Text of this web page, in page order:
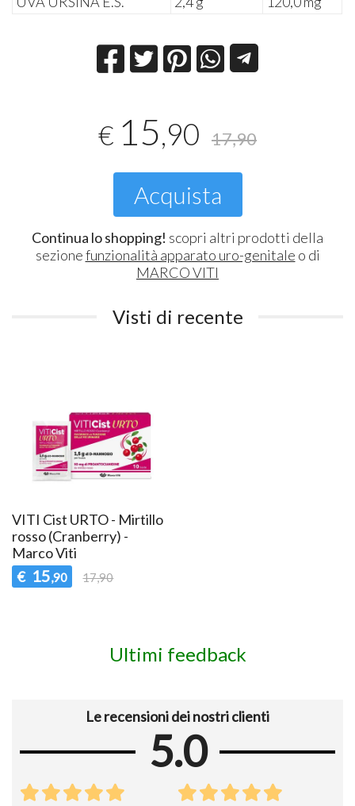
€ 15,90 17,90
Acquista
Continua lo shopping! scopri altri prodotti della
sezionefunzionalità apparato uro-genitale o di
MARCO VITI
Visti di recente
VITI Cist URTO - Mirtillo
rosso (Cranberry) -
Marco Viti
€ 15,90 17,90
Ultimi feedback
Le recensioni dei nostri clienti
5.0